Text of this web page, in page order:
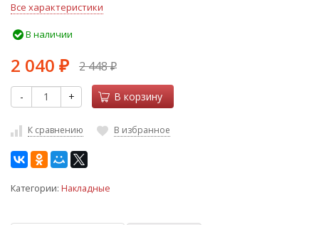
Все характеристики
В наличии
2 040 ₽ 2 448₽
- + В корзину
К сравнению В избранное
Категории: Накладные